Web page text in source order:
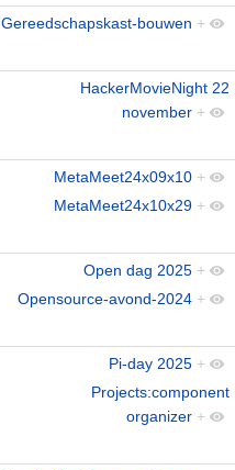
Gereedschapskast-bouwen +
HackerMovieNight 22
november +
MetaMeet24x09x10 +
MetaMeet24x10x29 +
Open dag 2025 +
Opensource-avond-2024 +
Pi-day 2025 +
Projects:component
organizer +